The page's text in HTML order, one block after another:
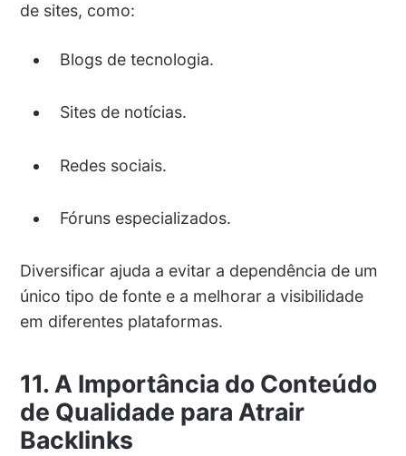
de sites, como:
Blogs de tecnologia.
Sites de notícias.
Redes sociais.
Fóruns especializados.
Diversificar ajuda a evitar a dependência de um
único tipo de fonte e a melhorar a visibilidade
em diferentes plataformas.
11. A Importância do Conteúdo
de Qualidade para Atrair
Backlinks